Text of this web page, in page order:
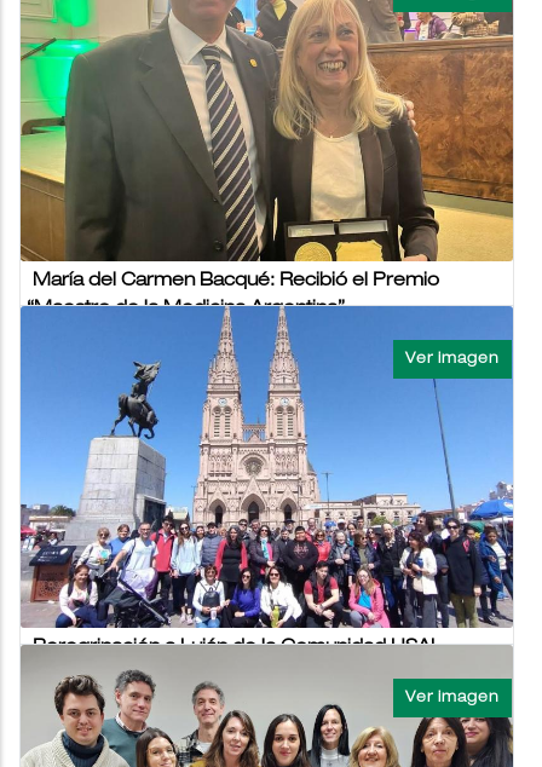
USAL
El 2 de octubre se llevó a cabo el Acto de Entrega de
“Diplomas a Profesores Eméritos”, en el Auditorio “San
Francisco Javier” de la Facultad de...
NOTICIAS USAL VIERNES 6 OCTUBRE 2023
María del Carmen Bacqué: Recibió el Premio
“Maestro de la Medicina Argentina”
FACULTAD DE MEDICINA
El 19 de septiembre se llevó a cabo en la Academia Nacional
de Medicina la entrega del Premio "Maestro de la Medicina" a
tres prestigiosos...
NOTICIAS USAL VIERNES 6 OCTUBRE 2023
Peregrinación a Luján de la Comunidad USAL
06/10/2023 - 08:57
VICERRECTORADO DE FORMACIÓN